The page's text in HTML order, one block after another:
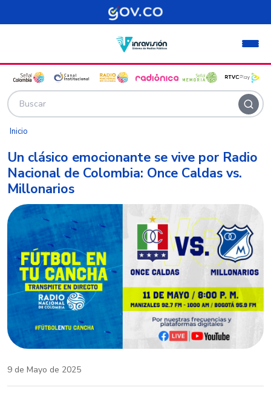
Pasar al contenido principal
Inicio
Un clásico emocionante se vive por Radio
Nacional de Colombia: Once Caldas vs.
Millonarios
9 de Mayo de 2025